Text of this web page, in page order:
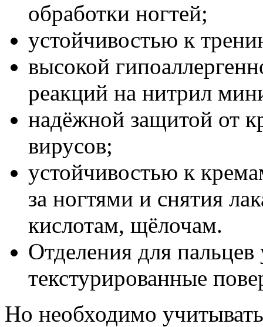
обработки ногтей;
устойчивостью к
высокой
реакций на нитрил
надёжной защитой от
вирусов;
устойчивостью к
за ногтями и снятия
кислотам, щёлочам.
Отделения для
текстурированные
Но необходимо